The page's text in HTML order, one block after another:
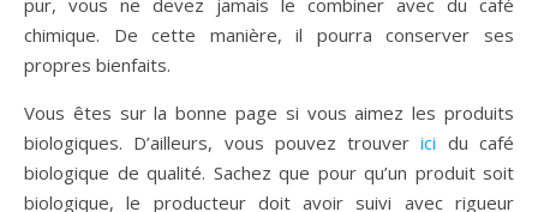
pur, vous ne devez jamais le combiner avec du café
chimique. De cette manière, il pourra conserver ses
propres bienfaits.
Vous êtes sur la bonne page si vous aimez les produits
biologiques. D’ailleurs, vous pouvez trouverici du café
biologique de qualité. Sachez que pour qu’un produit soit
biologique, le producteur doit avoir suivi avec rigueur